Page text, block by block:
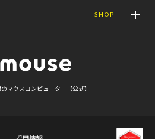
SHOP
マウスコンピューター【公式】